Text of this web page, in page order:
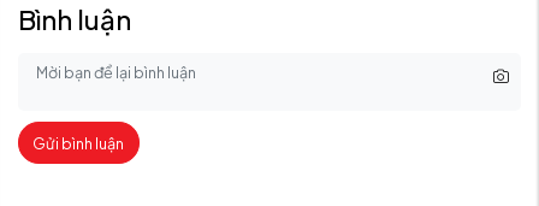
Bình luận
Gửi bình luận